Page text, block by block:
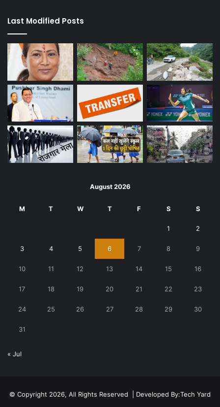
Last Modified Posts
August 2026
M T W T F S S
1 2
3 4 5 6 7 8 9
10 11 12 13 14 15 16
17 18 19 20 21 22 23
24 25 26 27 28 29 30
31
« Jul
© Copyright 2026, All Rights Reserved | Developed By:Tech Yard